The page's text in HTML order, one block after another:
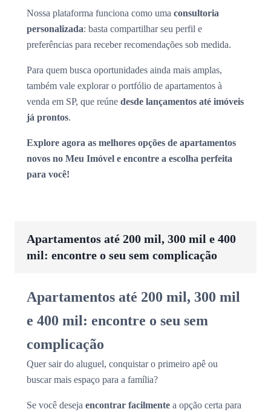
Nossa plataforma funciona como uma consultoria
personalizada: basta compartilhar seu perfil e
preferências para receber recomendações sob medida.
Para quem busca oportunidades ainda mais amplas,
também vale explorar o portfólio de apartamentos à
venda em SP, que reúne desde lançamentos até imóveis
já prontos.
Explore agora as melhores opções de apartamentos
novos no Meu Imóvel e encontre a escolha perfeita
para você!
Apartamentos até 200 mil, 300 mil e 400
mil: encontre o seu sem complicação
Apartamentos até 200 mil, 300 mil
e 400 mil: encontre o seu sem
complicação
Quer sair do aluguel, conquistar o primeiro apê ou
buscar mais espaço para a família?
Se você deseja encontrar facilmente a opção certa para